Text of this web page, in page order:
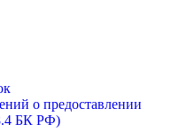
о предоставлении
БК РФ)